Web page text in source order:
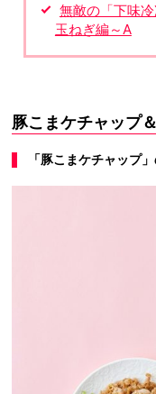
無敵の「下味
玉ねぎ編～A
豚こまケチャップ
「豚こまケチャップ